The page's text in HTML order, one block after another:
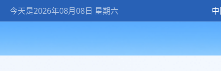
今天是2026年08月08日 星期六